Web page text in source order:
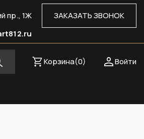
ЗАКАЗАТЬ ЗВОНОК
пр., 1Ж
Войти
Корзина(0)